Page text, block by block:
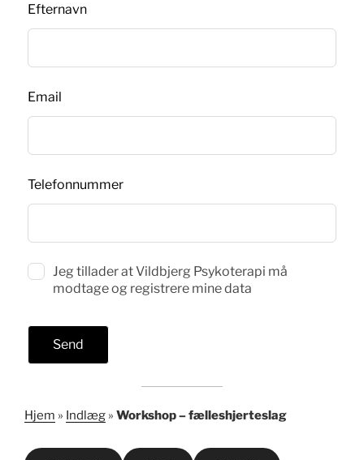
Efternavn
Email
Telefonnummer
Jeg tillader at Vildbjerg Psykoterapi må
modtage og registrere mine data
Send
Hjem » Indlæg » Workshop – fælleshjerteslag